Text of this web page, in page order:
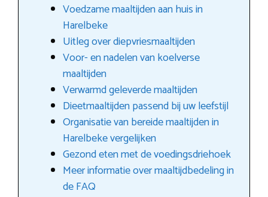
Voedzame maaltijden aan huis in
Harelbeke
Uitleg over diepvriesmaaltijden
Voor- en nadelen van koelverse
maaltijden
Verwarmd geleverde maaltijden
Dieetmaaltijden passend bij uw leefstijl
Organisatie van bereide maaltijden in
Harelbeke vergelijken
Gezond eten met de voedingsdriehoek
Meer informatie over maaltijdbedeling in
de FAQ